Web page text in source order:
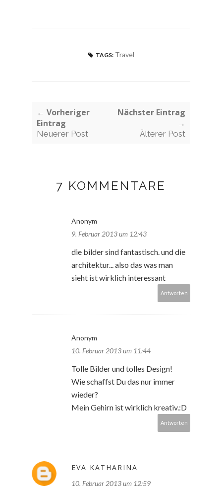
TAGS: Travel
← Vorheriger
Eintrag
Neuerer Post
Nächster Eintrag
→
Älterer Post
7 KOMMENTARE
Anonym
9. Februar 2013 um 12:43
die bilder sind fantastisch. und die
architektur... also das was man
sieht ist wirklich interessant
Antworten
Anonym
10. Februar 2013 um 11:44
Tolle Bilder und tolles Design!
Wie schaffst Du das nur immer
wieder?
Mein Gehirn ist wirklich kreativ.:D
Antworten
EVA KATHARINA
10. Februar 2013 um 12:59